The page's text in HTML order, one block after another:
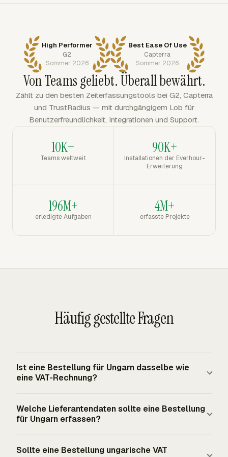
High Performer
G2
Sommer 2026
Best Ease Of Use
Capterra
Sommer 2026
Von Teams geliebt. Überall bewährt.
Zählt zu den besten Zeiterfassungstools bei G2, Capterra
und TrustRadius — mit durchgängigem Lob für
Benutzerfreundlichkeit, Integrationen und Support.
10K+
Teams weltweit
90K+
Installationen der Everhour-
Erweiterung
196M+
erledigte Aufgaben
4M+
erfasste Projekte
Häufig gestellte Fragen
Ist eine Bestellung für Ungarn dasselbe wie
eine VAT-Rechnung?
VAT-Rechnung. Die Bestellung autorisiert einen
geplanten Kauf und erfasst die vereinbarten
dokumentiert die steuerpflichtige Lieferung oder
Welche Lieferantendaten sollte eine Bestellung
für Ungarn erfassen?
rechtlichen Namen des Lieferanten, die Adresse, die
Sollte eine Bestellung ungarische VAT